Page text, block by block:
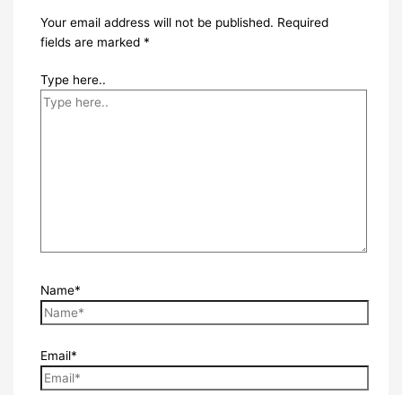
Your email address will not be published. Required
fields are marked *
Type here..
Name*
Email*